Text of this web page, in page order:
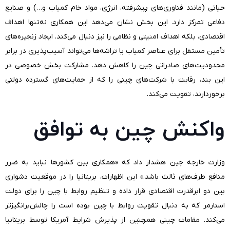
حیاتی (مانند فناوری‌های پیشرفته، انرژی، مواد خام کمیاب و…) و صنایع
دفاعی تمرکز دارد. این بخش نشان می‌دهد این همکاری نه‌تنها اهداف
اقتصادی، بلکه اهداف امنیتی و نظامی را نیز دنبال می‌کند. ایجاد زنجیره‌های
تأمین مستقل برای عناصر کمیاب یا تراشه‌ها می‌تواند آسیب‌پذیری در برابر
محدودیت‌های صادراتی چین را کاهش دهد. مشارکت بخش خصوصی در
این بند، رقابت با شرکت‌های چینی را که از حمایت‌های گسترده دولتی
برخوردارند، تقویت می‌کند.
واکنش چین به توافق
وزارت خارجه چین هشدار داد که «همکاری بین کشورها نباید به ضرر
منافع طرف‌های ثالث باشد.» این اظهارات، بریتانیا را در موقعیت دشواری
بین دو ابرقدرت اقتصادی قرار داده و تنظیم روابط با چین را برای دولت
استارمر که به دنبال تقویت روابط با چین بوده است را چالش‌برانگیزتر
می‌کند. مقامات چینی همچنین از پذیرش شرایط آمریکا توسط بریتانیا